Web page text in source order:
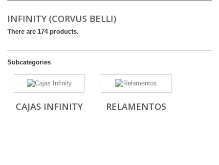
INFINITY (CORVUS BELLI)
There are 174 products.
Subcategories
CAJAS INFINITY RELAMENTOS